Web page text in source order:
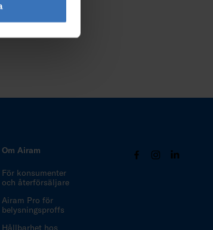
Om Airam
För konsumenter
och återförsäljare
Airam Pro för
belysningsproffs